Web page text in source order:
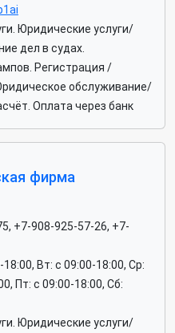
Юридические услуги/
дел в судах.
Регистрация /
обслуживание/
Оплата через банк
фирма
+7-908-925-57-26, +7-
18:00, Вт: c 09:00-18:00, Ср:
Пт: c 09:00-18:00, Сб:
Юридические услуги/